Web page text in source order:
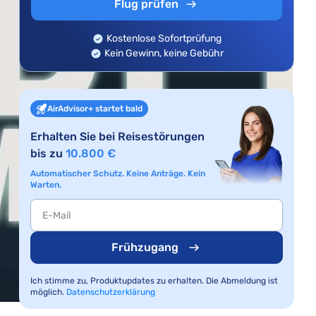
Flug prüfen
Kostenlose Sofortprüfung
Kein Gewinn, keine Gebühr
AirAdvisor+ startet bald
Erhalten Sie bei Reisestörungen
bis zu 10.800 €
Automatischer Schutz. Keine Anträge. Kein
Warten.
Frühzugang
Ich stimme zu, Produktupdates zu erhalten. Die Abmeldung ist
möglich. Datenschutzerklärung